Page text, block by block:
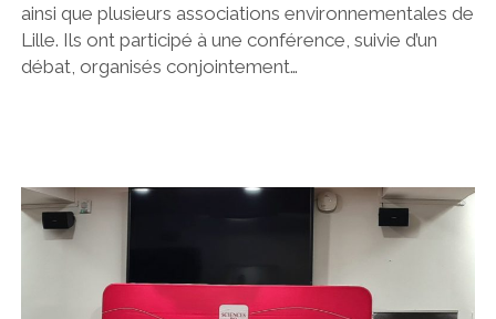
ainsi que plusieurs associations environnementales de
Lille. Ils ont participé à une conférence, suivie d’un
débat, organisés conjointement…